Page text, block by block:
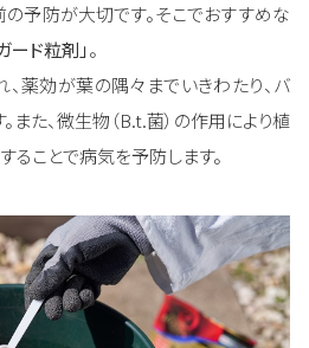
予防が大切です。そこでおすすめな
ード粒剤」。
薬効が葉の隅々までいきわたり、バ
また、微生物（B.t.菌）の作用により植
ことで病気を予防します。